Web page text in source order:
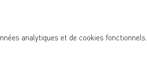
analytiques et de cookies fonctionnels.